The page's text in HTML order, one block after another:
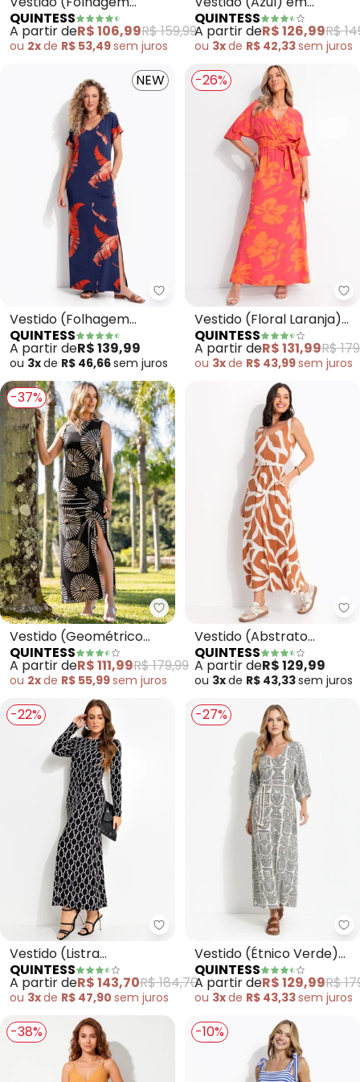
Marinho) Longo com
Fendas
QUINTESS
A partir deR$ 106,99R$ 159,99
ou 2xde R$ 53,49sem juros
Moletom
QUINTESS
A partir deR$ 126,99R$
ou 3xde R$ 42,33sem juros
NEW
Quintess - Vestido (Folhagem
Vestido (Folhagem
Telha) em Malha de
Viscose
QUINTESS
A partir deR$ 139,99
ou 3xde R$ 46,66sem juros
-26%
Vestido (Floral Laranja)
em Malha de Viscose
QUINTESS
A partir deR$ 131,99R$
ou 3xde R$ 43,99sem juros
-37%
Quintess - Vestido
Vestido (Geométrico
Bicolor) em Malha Fria
QUINTESS
A partir deR$ 111,99R$ 179,99
ou 2xde R$ 55,99sem juros
Vestido (Abstrato
Caramelo) em Malha de
Viscolycra
QUINTESS
A partir deR$ 129,99
ou 3xde R$ 43,33sem juros
-22%
Quintess - Vestido (Listra
Vestido (Listra
Desconstruída) em
Malha de Viscose
QUINTESS
A partir deR$ 143,70R$ 184,70
ou 3xde R$ 47,90 sem juros
-27%
Vestido (Étnico Verde)
em Malha de Viscose
QUINTESS
A partir deR$ 129,99R$
ou 3xde R$ 43,33sem juros
-38% -10%